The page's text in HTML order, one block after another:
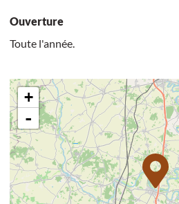
Ouverture
Toute l'année.
+
-